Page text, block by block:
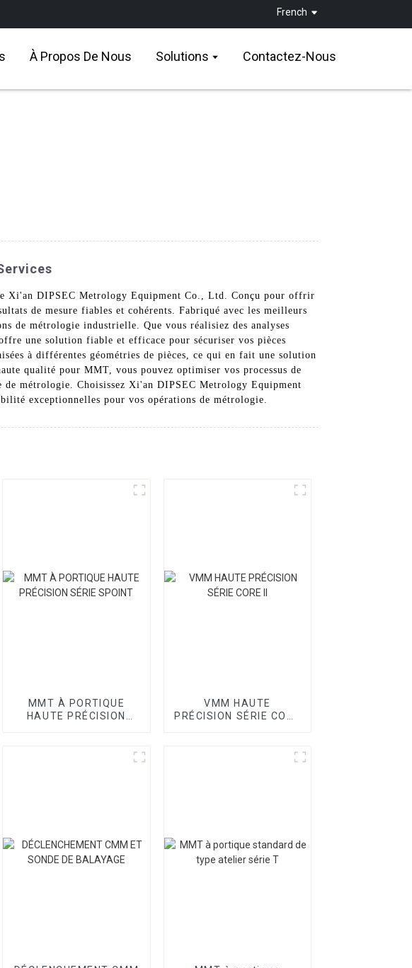
French
À Propos De Nous Solutions Contactez-Nous
Xi'an DIPSEC Metrology Equipment Co., Ltd. Conçu pour offrir
de mesure fiables et cohérents. Fabriqué avec les meilleurs
de métrologie industrielle. Que vous réalisiez des analyses
une solution fiable et efficace pour sécuriser vos pièces
à différentes géométries de pièces, ce qui en fait une solution
qualité pour MMT, vous pouvez optimiser vos processus de
métrologie. Choisissez Xi'an DIPSEC Metrology Equipment
exceptionnelles pour vos opérations de métrologie.
MMT À PORTIQUE
HAUTE PRÉCISION
VMM HAUTE
PRÉCISION SÉRIE CORE